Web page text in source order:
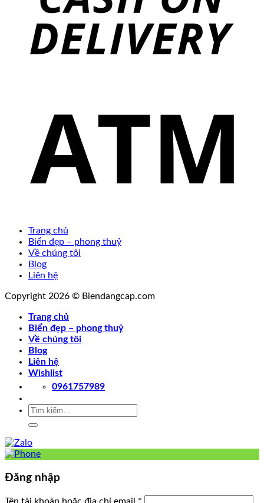
Trang chủ
Biển đẹp – phong thuỷ
Về chúng tôi
Blog
Liên hệ
Copyright 2026 © Biendangcap.com
Trang chủ
Biển đẹp – phong thuỷ
Về chúng tôi
Blog
Liên hệ
Wishlist
0961757989
Tìm
Đăng nhập